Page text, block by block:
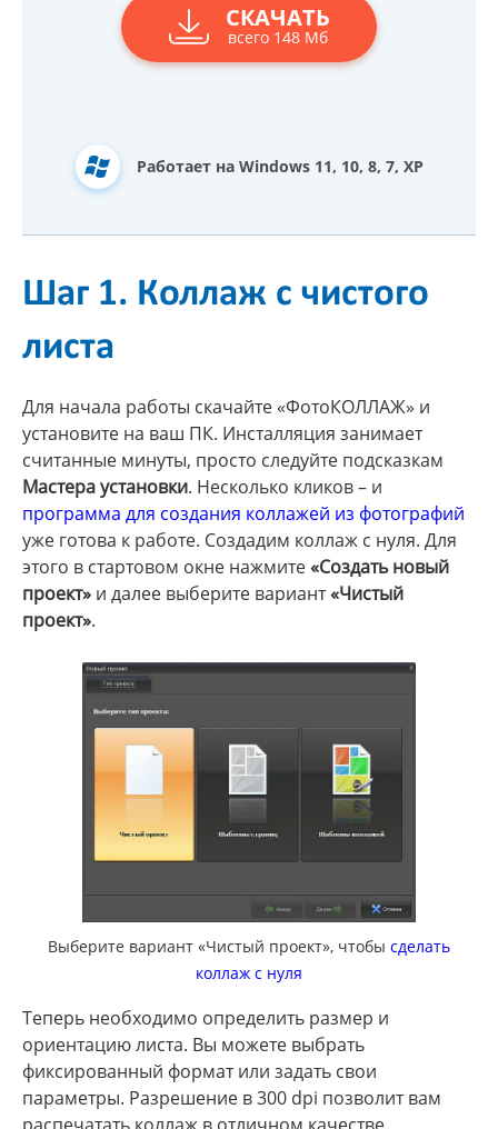
СКАЧАТЬ
всего 148 Мб
Работает на Windows 11, 10, 8, 7, XP
Шаг 1. Коллаж с чистого
листа
Для начала работы скачайте «ФотоКОЛЛАЖ» и
установите на ваш ПК. Инсталляция занимает
считанные минуты, просто следуйте подсказкам
Мастера установки. Несколько кликов – и
программа для создания коллажей из фотографий
уже готова к работе. Создадим коллаж с нуля. Для
этого в стартовом окне нажмите«Создать новый
проект» и далее выберите вариант«Чистый
проект».
Выберите вариант «Чистый проект», чтобы сделать
коллаж с нуля
Теперь необходимо определить размер и
ориентацию листа. Вы можете выбрать
фиксированный формат или задать свои
параметры. Разрешение в 300 dpi позволит вам